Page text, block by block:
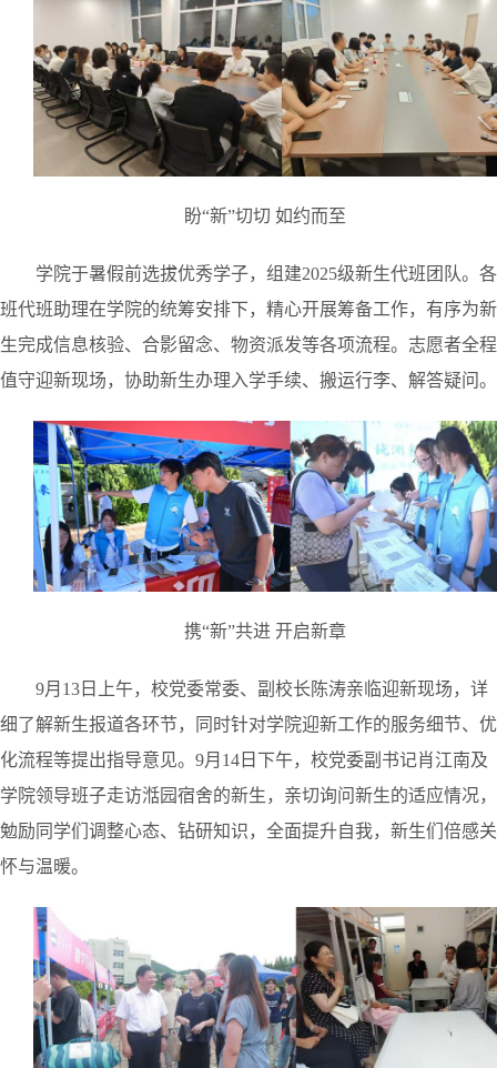
盼“新”切切 如约而至
学院于暑假前选拔优秀学子，组建2025级新生代班团队。各
班代班助理在学院的统筹安排下，精心开展筹备工作，有序为新
生完成信息核验、合影留念、物资派发等各项流程。志愿者全程
值守迎新现场，协助新生办理入学手续、搬运行李、解答疑问。
携“新”共进 开启新章
9月13日上午，校党委常委、副校长陈涛亲临迎新现场，详
细了解新生报道各环节，同时针对学院迎新工作的服务细节、优
化流程等提出指导意见。9月14日下午，校党委副书记肖江南及
学院领导班子走访湉园宿舍的新生，亲切询问新生的适应情况，
勉励同学们调整心态、钻研知识，全面提升自我，新生们倍感关
怀与温暖。